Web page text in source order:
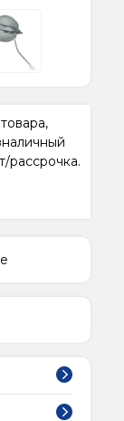
рассрочка.